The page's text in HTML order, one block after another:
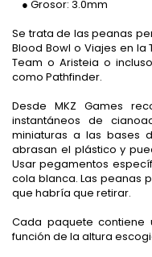
● Grosor: 3.0mm
Se trata de las peanas
Blood Bowl o Viajes en
Team o Aristeia o
como Pathfinder.
Desde MKZ Games
instantáneos de
miniaturas a las bases
abrasan el plástico y
Usar pegamentos
cola blanca. Las peanas
que habría que retirar.
Cada paquete contiene
función de la altura